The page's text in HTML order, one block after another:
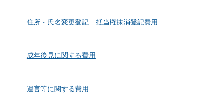
住所・氏名変更登記 抵当権抹消登記費用
成年後見に関する費用
遺言等に関する費用